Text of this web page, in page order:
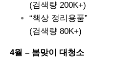
(검색량 200K+)
“책상 정리용품”
(검색량 80K+)
4월 – 봄맞이 대청소